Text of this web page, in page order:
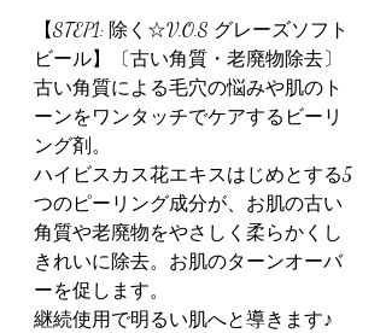
【STEP1: 除く☆V.O.S グレーズソフト
ビール】〔古い角質・老廃物除去〕
古い角質による毛穴の悩みや肌のト
ーンをワンタッチでケアするビーリ
ング剤。
ハイビスカス花エキスはじめとする5
つのピーリング成分が、お肌の古い
角質や老廃物をやさしく柔らかくし
きれいに除去。お肌のターンオーバ
ーを促します。
継続使用で明るい肌へと導きます♪